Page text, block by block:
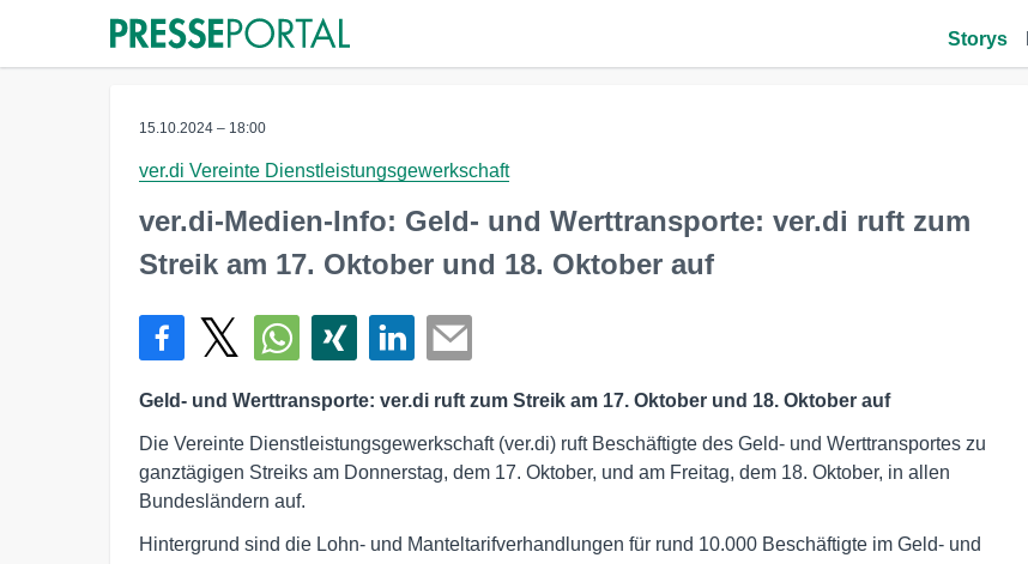
Storys
15.10.2024 – 18:00
ver.di Vereinte Dienstleistungsgewerkschaft
ver.di-Medien-Info: Geld- und Werttransporte: ver.di ruft zum
Streik am 17. Oktober und 18. Oktober auf
Geld- und Werttransporte: ver.di ruft zum Streik am 17. Oktober und 18. Oktober auf
Die Vereinte Dienstleistungsgewerkschaft (ver.di) ruft Beschäftigte des Geld- und Werttransportes zu
ganztägigen Streiks am Donnerstag, dem 17. Oktober, und am Freitag, dem 18. Oktober, in allen
Bundesländern auf.
Hintergrund sind die Lohn- und Manteltarifverhandlungen für rund 10.000 Beschäftigte im Geld- und